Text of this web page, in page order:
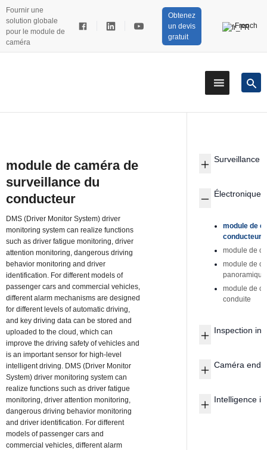
Fournir une
solution globale
pour le module de
caméra
Obtenez
un devis
gratuit
French
module de caméra de
surveillance du
conducteur
DMS (Driver Monitor System) driver
monitoring system can realize functions
such as driver fatigue monitoring, driver
attention monitoring, dangerous driving
behavior monitoring and driver
identification. For different models of
passenger cars and commercial vehicles,
different alarm mechanisms are designed
for different levels of automatic driving,
and key driving data can be stored and
uploaded to the cloud, which can
improve the driving safety of vehicles and
is an important sensor for high-level
intelligent driving. DMS (Driver Monitor
System) driver monitoring system can
realize functions such as driver fatigue
monitoring, driver attention monitoring,
dangerous driving behavior monitoring
and driver identification. For different
models of passenger cars and
commercial vehicles, different alarm
Surveillance
Électronique
module de
conducteur
module de
module de
panoramique
module de
conduite
Inspection
Caméra
Intelligence